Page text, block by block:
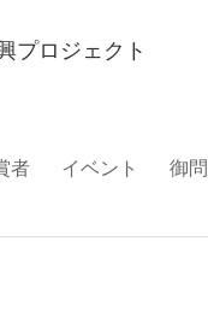
プロジェクト
者 イベント 御